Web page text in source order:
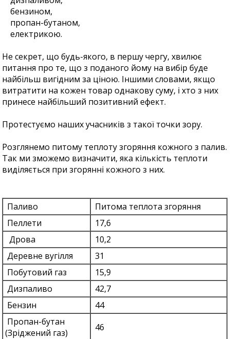
бензином,
пропан-бутаном,
електрикою.
Не секрет, що будь-якого, в першу чергу, хвилює
питання про те, що з поданого йому на вибір буде
найбільш вигідним за ціною. Іншими словами, якщо
витратити на кожен товар однакову суму, і хто з них
принесе найбільший позитивний ефект.
Протестуємо наших учасників з такої точки зору.
Розглянемо питому теплоту згоряння кожного з палив.
Так ми зможемо визначити, яка кількість теплоти
виділяється при згорянні кожного з них.
Паливо
Питома теплота згоряння
Пеллети
17,6
Дрова
10,2
Деревне вугілля
31
Побутовий газ
15,9
Дизпаливо
42,7
Бензин
44
Пропан-бутан
(Зріджений газ)
46